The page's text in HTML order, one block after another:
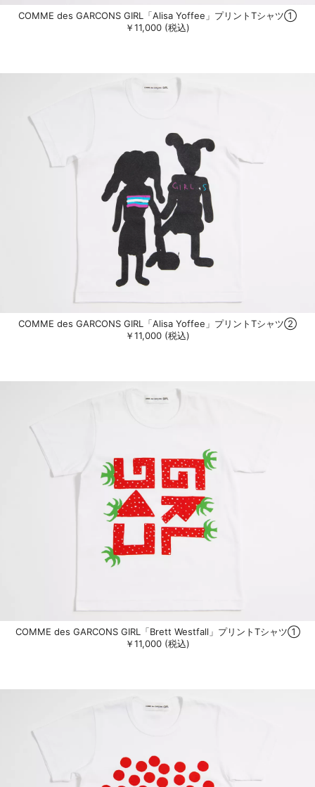
COMME des GARCONS GIRL「Alisa Yoffee」プリントTシャツ①
￥11,000 (税込)
COMME des GARCONS GIRL「Alisa Yoffee」プリントTシャツ②
￥11,000 (税込)
COMME des GARCONS GIRL「Brett Westfall」プリントTシャツ①
￥11,000 (税込)